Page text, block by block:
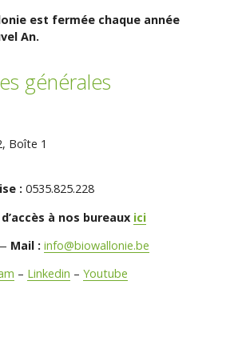
est fermée chaque année
An.
générales
Boîte 1
: 0535.825.228
à nos bureaux ici
Mail : info@biowallonie.be
– Linkedin –Youtube